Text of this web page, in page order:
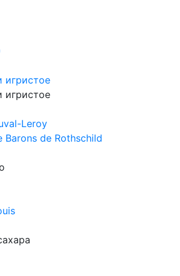
игристое
игристое
Leroy
Barons de Rothschild